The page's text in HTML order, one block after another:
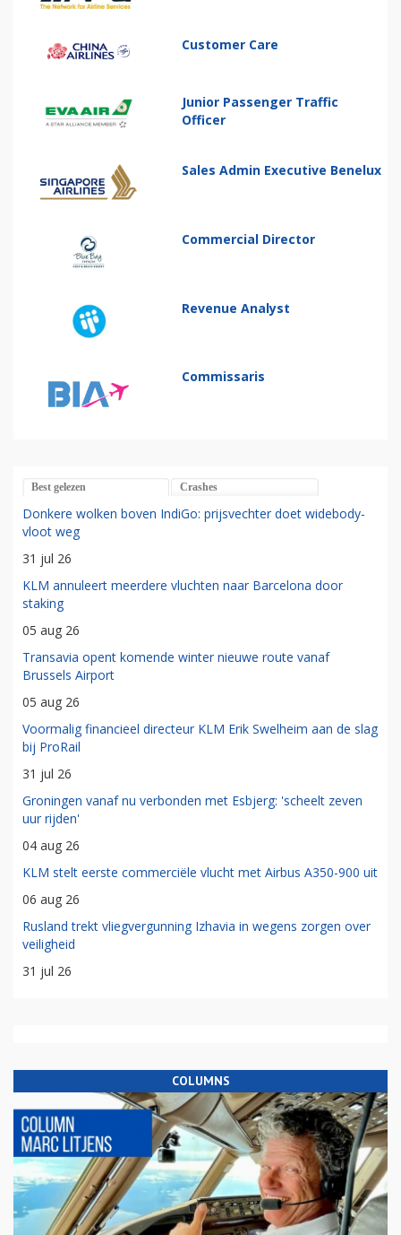
Customer Care
Junior Passenger Traffic
Officer
Sales Admin Executive Benelux
Commercial Director
Revenue Analyst
Commissaris
Best gelezen Crashes
Donkere wolken boven IndiGo: prijsvechter doet widebody-
vloot weg
31 jul 26
KLM annuleert meerdere vluchten naar Barcelona door
staking
05 aug 26
Transavia opent komende winter nieuwe route vanaf
Brussels Airport
05 aug 26
Voormalig financieel directeur KLM Erik Swelheim aan de slag
bij ProRail
31 jul 26
Groningen vanaf nu verbonden met Esbjerg: 'scheelt zeven
uur rijden'
04 aug 26
KLM stelt eerste commerciële vlucht met Airbus A350-900 uit
06 aug 26
Rusland trekt vliegvergunning Izhavia in wegens zorgen over
veiligheid
31 jul 26
COLUMNS